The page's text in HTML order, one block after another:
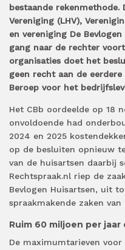
bestaande rekenmethode.
Vereniging (LHV),
en vereniging De
gang naar de rechter
organisaties doet het
geen recht aan de
Beroep voor het
Het CBb oordeelde op 18
onvoldoende had
2024 en 2025
op de besluiten opnieuw
van de huisartsen daarbij
Rechtspraak.nl riep de
Bevlogen Huisartsen, uit
spraakmakende zaken van
Ruim 60 miljoen per
De maximumtarieven